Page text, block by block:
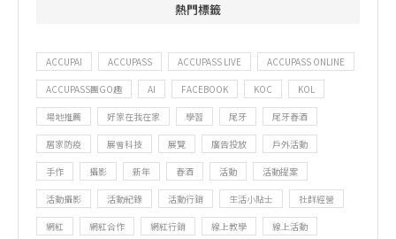
熱門標籤
ACCUPAI ACCUPASS ACCUPASS LIVE ACCUPASS ONLINE
ACCUPASS團GO趣 AI FACEBOOK KOC KOL
場地推薦 好家在我在家 學習 尾牙 尾牙春酒
居家防疫 展會科技 展覽 廣告投放 戶外活動
手作 攝影 新年 春酒 活動 活動提案
活動攝影 活動紀錄 活動行銷 生活小貼士 社群經營
網紅 網紅合作 網紅行銷 線上教學 線上活動